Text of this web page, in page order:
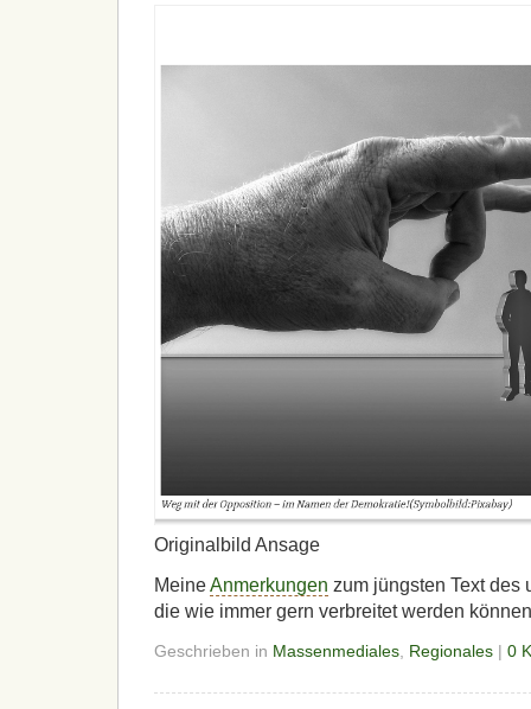
Originalbild Ansage
MeineAnmerkungen zum jüngsten Text des
die wie immer gern verbreitet werden
Geschrieben in Massenmediales Regionales | 0